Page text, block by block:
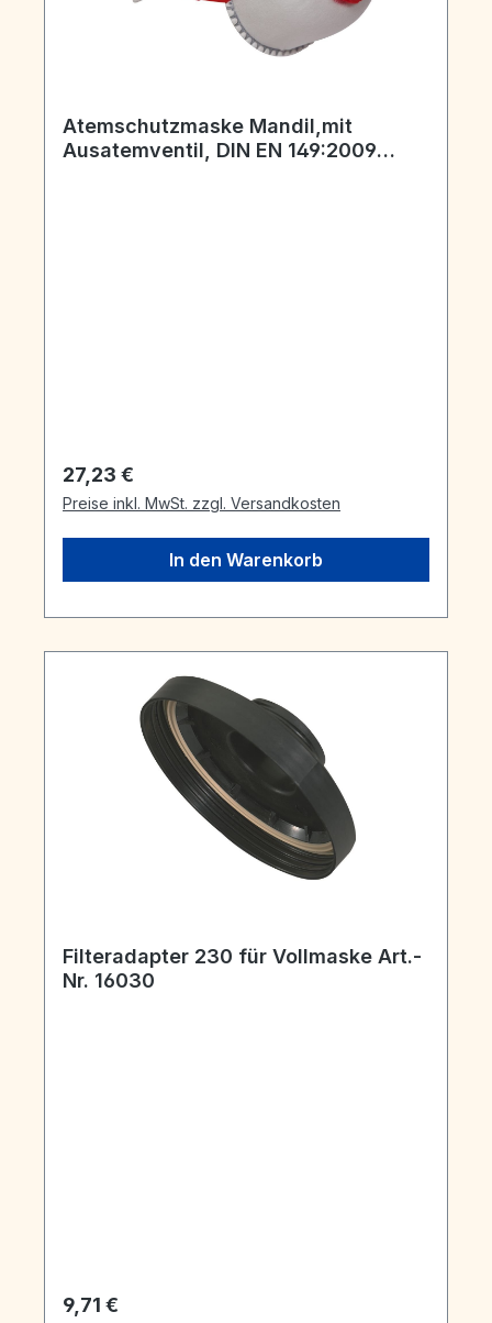
Atemschutzmaske Mandil,mit
Ausatemventil, DIN EN 149:2009
Regulärer Preis:
27,23 €
Preise inkl. MwSt. zzgl. Versandkosten
In den Warenkorb
Filteradapter 230 für Vollmaske Art.-
Nr. 16030
Regulärer Preis:
9,71 €